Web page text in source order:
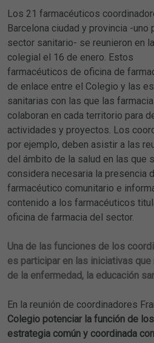
Los 21 farmacéuticos
Barcelona ciudad y provincia -uno
sector sanitario- se reunieron en
colegial el 16 de enero. Estos
farmacéuticos de oficina de
de enlace entre el Colegio y las
sanitarias con las que las
colaboran en cada territorio para
actividades y proyectos. Los
por ejemplo, deben asistir a las
del ámbito de la salud en las que
considera necesaria la presencia
farmacéutico comunitario e
contenido a los farmacéuticos
oficina de farmacia del sector.
Una de las funciones de los
es participar en las iniciativas
de la enfermedad, la educación
En la reunión de coordinadores
Colegio potenciar la función de
estrategia común y coordinada